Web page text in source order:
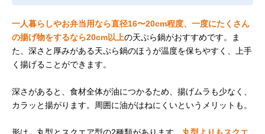
一人暮らしやお弁当用なら直径16〜20cm程度、一度にたくさん
の揚げ物をするなら20cm以上の天ぷら鍋がおすすめです。ま
た、深さと厚みがある天ぷら鍋のほうが温度を保ちやすく、上手
く揚げることができます。
深さがあると、食材全体が油につかるため、揚げムラも少なく、
カラッと揚がります。周囲に油がはねにくいというメリットも。